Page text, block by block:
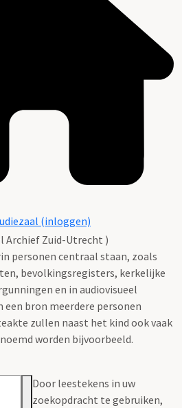
(inloggen)
Archief Zuid-Utrecht )
personen centraal staan, zoals
bevolkingsregisters, kerkelijke
en in audiovisueel
een bron meerdere personen
zullen naast het kind ook vaak
worden bijvoorbeeld.
Door leestekens in uw
zoekopdracht te gebruiken,